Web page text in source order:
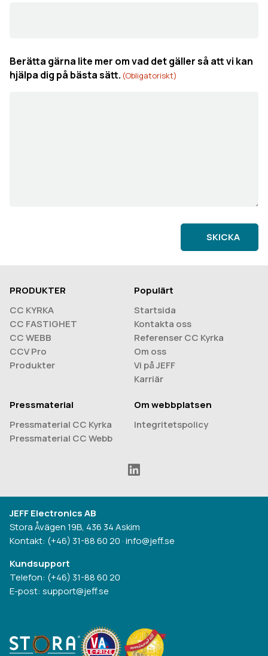
Berätta gärna lite mer om vad det gäller så att vi kan
hjälpa dig på bästa sätt. (Obligatoriskt)
SKICKA
PRODUKTER
CC KYRKA
CC FASTIGHET
CC WEBB
CCV Pro
Produkter
Populärt
Startsida
Kontakta oss
Referenser CC Kyrka
Om oss
Vi på JEFF
Karriär
Pressmaterial
Pressmaterial CC Kyrka
Pressmaterial CC Webb
Om webbplatsen
Integritetspolicy
JEFF Electronics AB
Stora Åvägen 19B, 436 34 Askim
Kontakt: (+46) 31-88 60 20 ·info@jeff.se
Kundsupport
Telefon: (+46) 31-88 60 20
E-post: support@jeff.se